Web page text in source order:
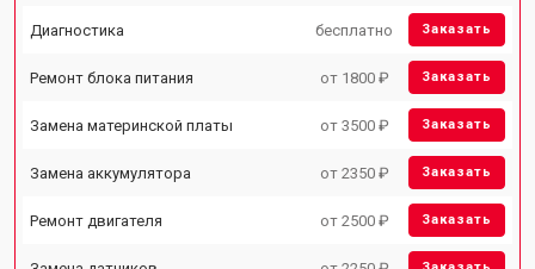
Диагностика бесплатно Заказать
Ремонт блока питания от 1800 ₽ Заказать
Замена материнской платы от 3500 ₽ Заказать
Замена аккумулятора от 2350 ₽ Заказать
Ремонт двигателя от 2500 ₽ Заказать